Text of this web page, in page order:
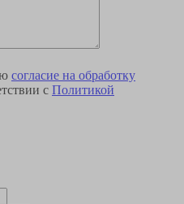
согласие на обработку
с Политикой